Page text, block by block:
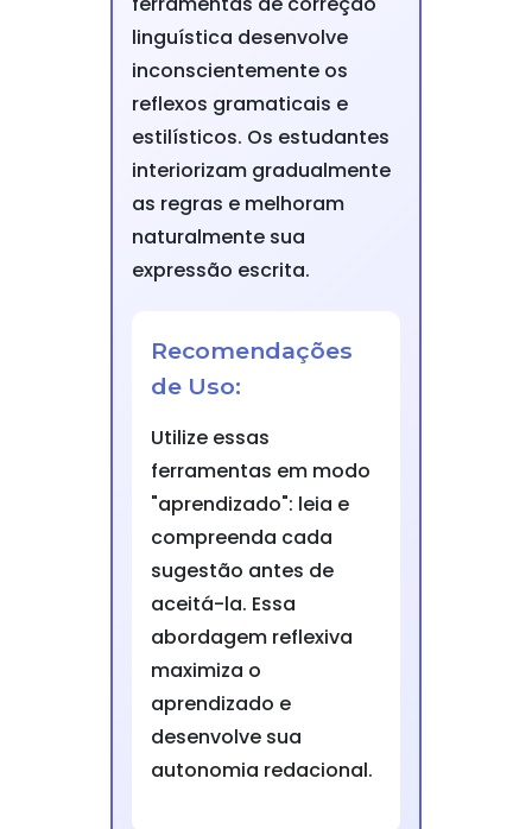
linguística desenvolve
inconscientemente os
reflexos gramaticais e
estilísticos. Os estudantes
interiorizam gradualmente
as regras e melhoram
naturalmente sua
expressão escrita.
Recomendações
de Uso:
Utilize essas
ferramentas em modo
"aprendizado": leia e
compreenda cada
sugestão antes de
aceitá-la. Essa
abordagem reflexiva
maximiza o
aprendizado e
desenvolve sua
autonomia redacional.